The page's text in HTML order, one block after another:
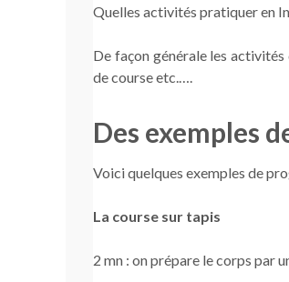
Quelles activités pratiquer en
De façon générale les
de course etc.….
Des exemples
Voici quelques exemples de
La course sur tapis
2 mn : on prépare le corps par